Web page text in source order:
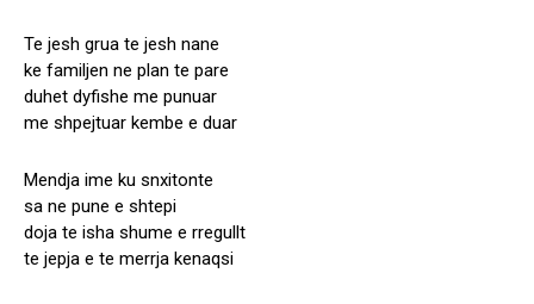
Te jesh grua te jesh nane
ke familjen ne plan te pare
duhet dyfishe me punuar
me shpejtuar kembe e duar
Mendja ime ku snxitonte
sa ne pune e shtepi
doja te isha shume e rregullt
te jepja e te merrja kenaqsi